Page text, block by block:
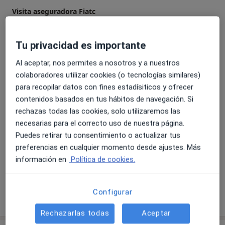
Visita aseguradora Fiatc
Visita doble de aseguradora
Detalles
Visita aseguradora Vivaz
Detalles
Visita aseguradora Unión Madrileña
Detalles
+ 20 servicios
¿Cómo funcionan los precios?
Tu privacidad es importante
Al aceptar, nos permites a nosotros y a nuestros
colaboradores utilizar cookies (o tecnologías similares)
para recopilar datos con fines estadísiticos y ofrecer
contenidos basados en tus hábitos de navegación. Si
rechazas todas las cookies, solo utilizaremos las
necesarias para el correcto uso de nuestra página.
Puedes retirar tu consentimiento o actualizar tus
preferencias en cualquier momento desde ajustes. Más
información en Política de cookies.
Configurar
Rechazarlas todas Aceptar